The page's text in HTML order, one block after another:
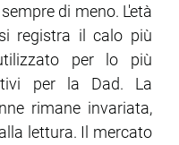
di meno. L'età
registra il calo più
per lo più
per la Dad. La
rimane invariata,
lettura. Il mercato